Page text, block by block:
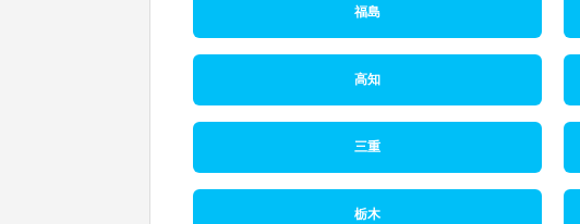
福島
高知
三重
栃木